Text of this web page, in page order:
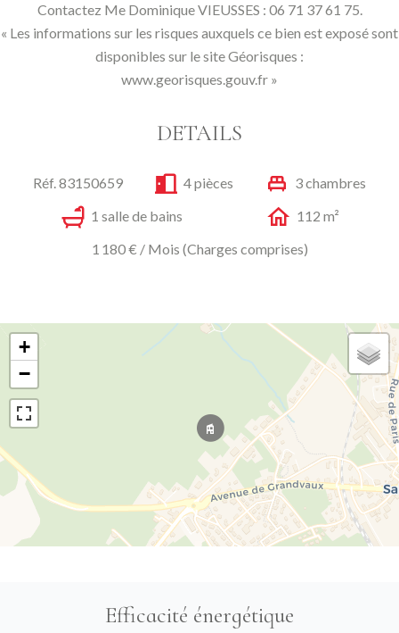
Contactez Me Dominique VIEUSSES : 06 71 37 61 75.
« Les informations sur les risques auxquels ce bien est exposé sont
disponibles sur le site Géorisques :
www.georisques.gouv.fr »
DETAILS
Réf. 83150659 4 pièces
3 chambres
1 salle de bains
112 m²
1 180 € / Mois (Charges comprises)
+
−
Efficacité énergétique